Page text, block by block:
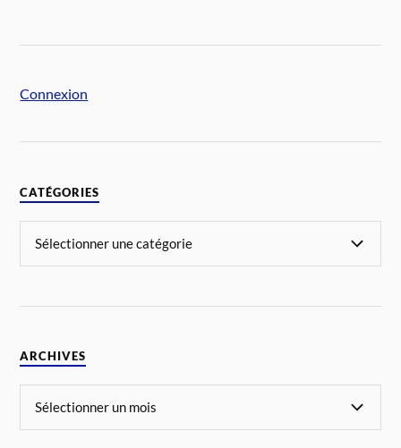
Connexion
CATÉGORIES
ARCHIVES